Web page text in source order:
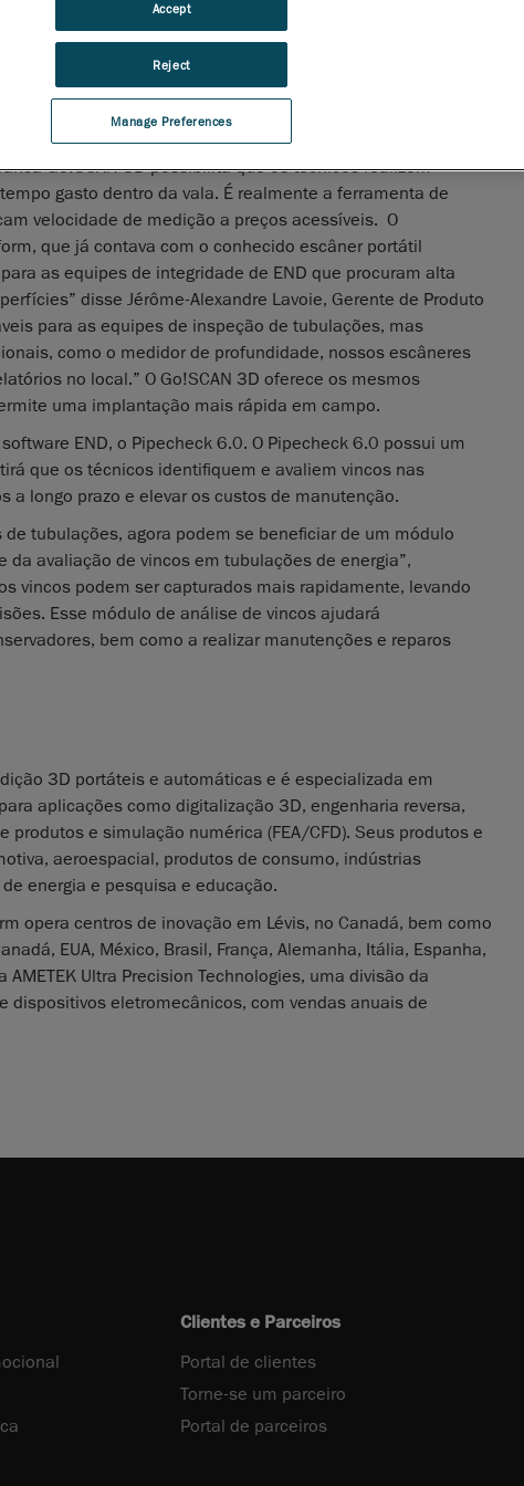
em soluções de medição 3D portáteis e automatizadas,
3D adicionado à
de ensaio não destrutivo (END)para a indústria de petróleo e
Go!SCAN 3D possibilita que os técnicos realizem
gasto dentro da vala. É realmente a ferramenta de
velocidade de medição a preços acessíveis. O
que já contava com o conhecido escâner portátil
as equipes de integridade de END que procuram alta
disse Jérôme-Alexandre Lavoie, Gerente de Produto
para as equipes de inspeção de tubulações, mas
como o medidor de profundidade, nossos escâneres
no local.” O Go!SCAN 3D oferece os mesmos
uma implantação mais rápida em campo.
END, o Pipecheck 6.0. O Pipecheck 6.0 possui um
que os técnicos identifiquem e avaliem vincos nas
longo prazo e elevar os custos de manutenção.
tubulações, agora podem se beneficiar de um módulo
avaliação de vincos em tubulações de energia”,
vincos podem ser capturados mais rapidamente, levando
Esse módulo de análise de vincos ajudará
bem como a realizar manutenções e reparos
3D portáteis e automáticas e é especializada em
aplicações como digitalização 3D, engenharia reversa,
e simulação numérica (FEA/CFD). Seus produtos e
aeroespacial, produtos de consumo, indústrias
energia e pesquisa e educação.
opera centros de inovação em Lévis, no Canadá, bem como
EUA, México, Brasil, França, Alemanha, Itália, Espanha,
Ultra Precision Technologies, uma divisão da
dispositivos eletromecânicos, com vendas anuais de
Clientes e Parceiros
Portal de clientes
Torne-se um parceiro
Portal de parceiros
Manage Preferences
Reject
Accept